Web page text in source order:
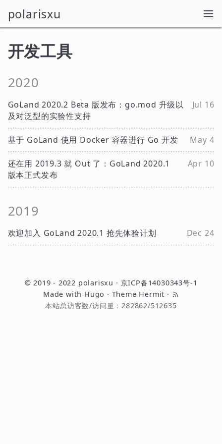
polarisxu
开发工具
2020
GoLand 2020.2 Beta 版发布：go.mod 升级以
及对泛型的实验性支持
Jul 16
基于 GoLand 使用 Docker 容器进行 Go 开发 May 4
还在用 2019.3 就 Out 了：GoLand 2020.1
版本正式发布
Apr 10
2019
欢迎加入 GoLand 2020.1 抢先体验计划 Dec 24
© 2019 - 2022 polarisxu · 京ICP备14030343号-1
Made with Hugo · Theme Hermit ·
本站总访客数/访问量：282862/512635